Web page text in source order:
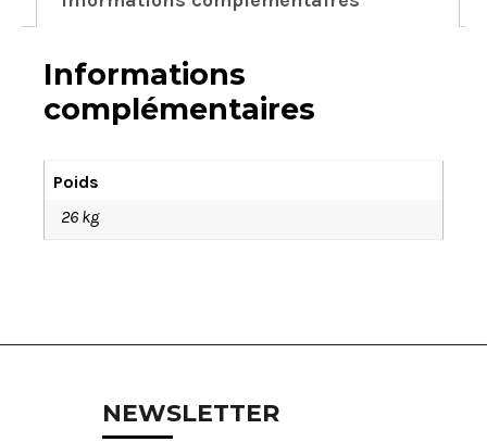
Informations
complémentaires
Poids
26 kg
NEWSLETTER